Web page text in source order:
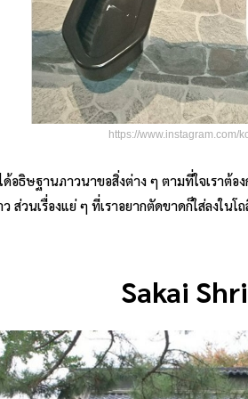
https://www.instagram.com/
อธิษฐานภาวนาขอสิ่งต่าง ๆ ตามที่ใจเราต้อ
ส่วนเรื่องแย่ ๆ ที่เราอยากตัดขาดก็ใส่ลงในโ
Sakai